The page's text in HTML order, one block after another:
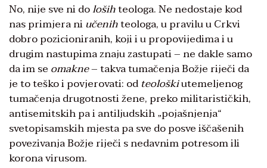
No, nije sve ni dološihteologa. Ne nedostaje kod
nas primjera niučenihteologa, u pravilu u Crkvi
dobro pozicioniranih, koji i u propovijedima i u
drugim nastupima znaju zastupati – ne dakle samo
da im se omakne– takva tumačenja Božje riječi da
je to teško i povjerovati: od teološkiutemeljenog
tumačenja drugotnosti žene, preko militarističkih,
antisemitskih pa i antiljudskih „pojašnjenja“
svetopisamskih mjesta pa sve do posve iščašenih
povezivanja Božje riječi s nedavnim potresom ili
korona virusom.